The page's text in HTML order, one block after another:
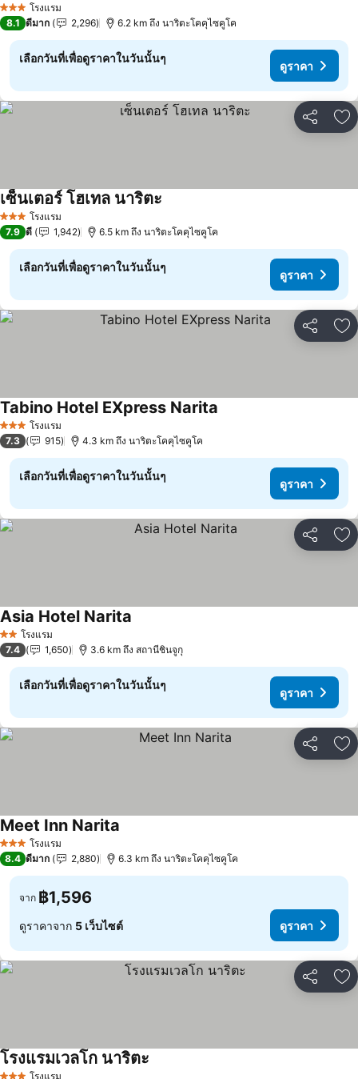
3 ดาว โรงแรม
8.1 ดีมาก 2,296 6.2 km ถึง นาริตะโคคุไซคูโค
เลือกวันที่เพื่อดูราคาในวันนั้นๆ
ดูราคา
แชร์ เ
3 ดาว โรงแรม
เซ็นเตอร์ โฮเทล นาริตะ
7.9 ดี 1,942 6.5 km ถึง นาริตะโคคุไซคูโค
เลือกวันที่เพื่อดูราคาในวันนั้นๆ
ดูราคา
แชร์ เ
3 ดาว โรงแรม
Tabino Hotel EXpress Narita
7.3 915 4.3 km ถึง นาริตะโคคุไซคูโค
เลือกวันที่เพื่อดูราคาในวันนั้นๆ
ดูราคา
แชร์ เ
2 ดาวโรงแรม
Asia Hotel Narita
7.4 1,650 3.6 km ถึง สถานีชินจูกุ
เลือกวันที่เพื่อดูราคาในวันนั้นๆ
ดูราคา
แชร์ เ
3 ดาว โรงแรม
Meet Inn Narita
8.4 ดีมาก 2,880 6.3 km ถึง นาริตะโคคุไซคูโค
จาก ฿1,596
ดูราคาจาก 5 เว็บไซต์ ดูราคา
แชร์ เ
โรงแรม
โรงแรมเวลโก นาริตะ